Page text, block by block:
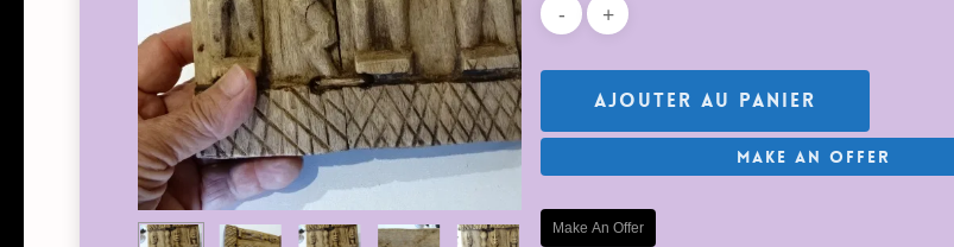
Ajouter Au Panier
Make An Offer
Make An Offer